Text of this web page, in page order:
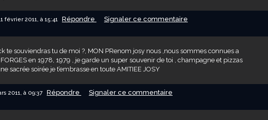
février 2011, à 15:41 Répondre Signaler ce commentaire
te souviendras tu de moi ?, MON PRenom josy nous ,nous sommes connues a
FORGES en 1978, 1979 , je garde un super souvenir de toi , champagne et pizzas
sacrée soirée je t’embrasse en toute AMITIEE JOSY
2011, à 09:37 Répondre Signaler ce commentaire